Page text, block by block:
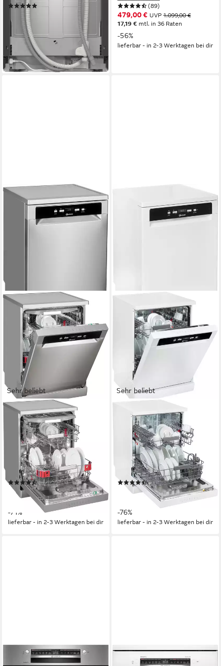
(29)
819,00 €
23,78 €
-55%
lieferbar - in 2-3 Werktagen bei dir
(89)
479,00 € UVP 1.099,00 €
17,19 € mtl. in 36 Raten
-56%
lieferbar - in 2-3 Werktagen bei dir
Sehr beliebt
BAUKNECHT
Standgeschirrspüler OBFC
Ecosilent 8650
60 x 85 x 59 cm B/H/T
freistehend (unterbaufähig)
41 dB(A)
Betriebsgeräusch
Produktdatenblatt
(129)
449,00 € UVP1.539,00 €
16,11 €
mtl. in 36 Raten
-71%
lieferbar - in 2-3 Werktagen bei dir
Sehr beliebt
Standgeschirrspüler OBFC
ECOSTAR 5320
60 x 85 x 59 cm B/H/T
freistehend (unterbaufähig)
43 dB(A) Betriebsgeräusch
Produktdatenblatt
(463)
349,00 € UVP1.439,00 €
mtl. in 24 Raten
-76%
lieferbar - in 2-3 Werktagen bei dir